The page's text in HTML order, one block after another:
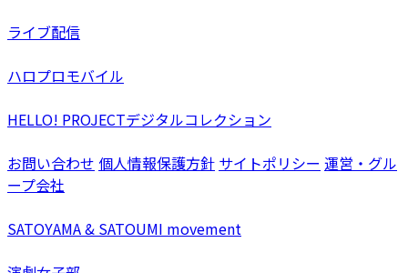
ライブ配信
ハロプロモバイル
HELLO! PROJECTデジタルコレクション
お問い合わせ 個人情報保護方針 サイトポリシー 運営・グル
ープ会社
SATOYAMA & SATOUMI movement